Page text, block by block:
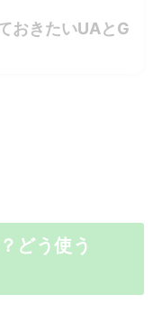
おきたいUAとG
どう使う